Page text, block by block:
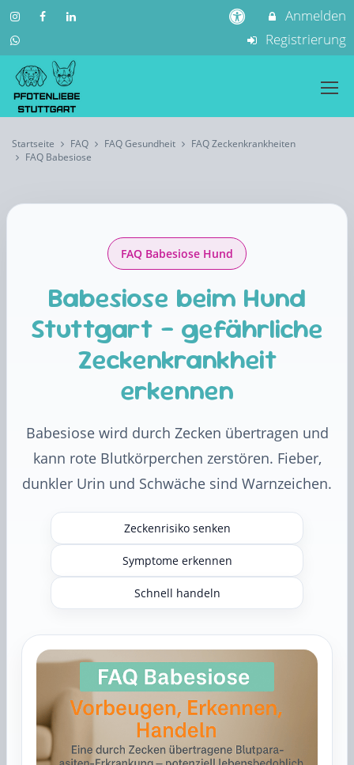
Anmelden
Registrierung
Startseite FAQ FAQ Gesundheit
FAQ Zeckenkrankheiten
FAQ Babesiose
FAQ Babesiose Hund
Babesiose beim Hund
Stuttgart – gefährliche
Zeckenkrankheit
erkennen
Babesiose wird durch Zecken übertragen und
kann rote Blutkörperchen zerstören. Fieber,
dunkler Urin und Schwäche sind Warnzeichen.
Zeckenrisiko senken
Symptome erkennen
Schnell handeln